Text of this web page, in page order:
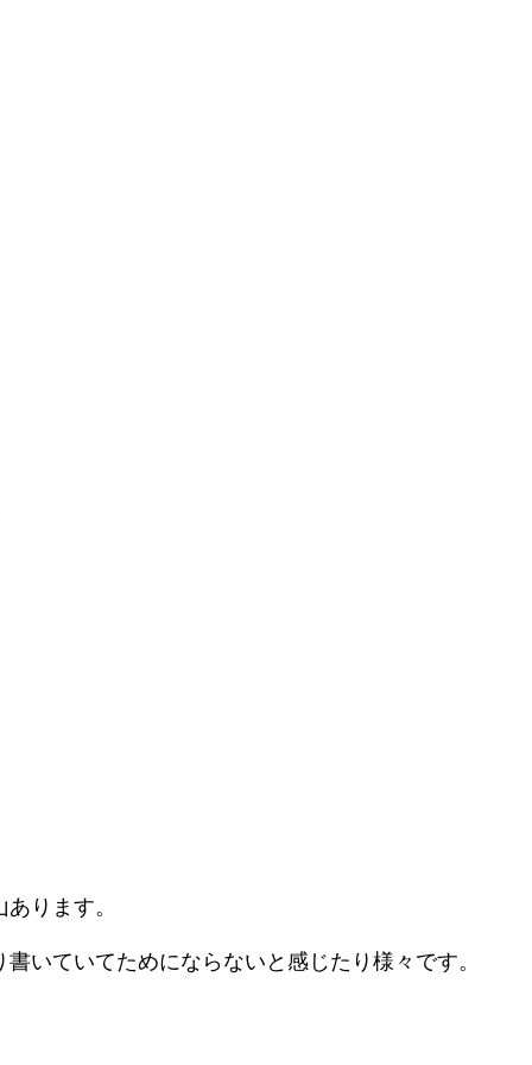
ります。
いていてためにならないと感じたり様々です。